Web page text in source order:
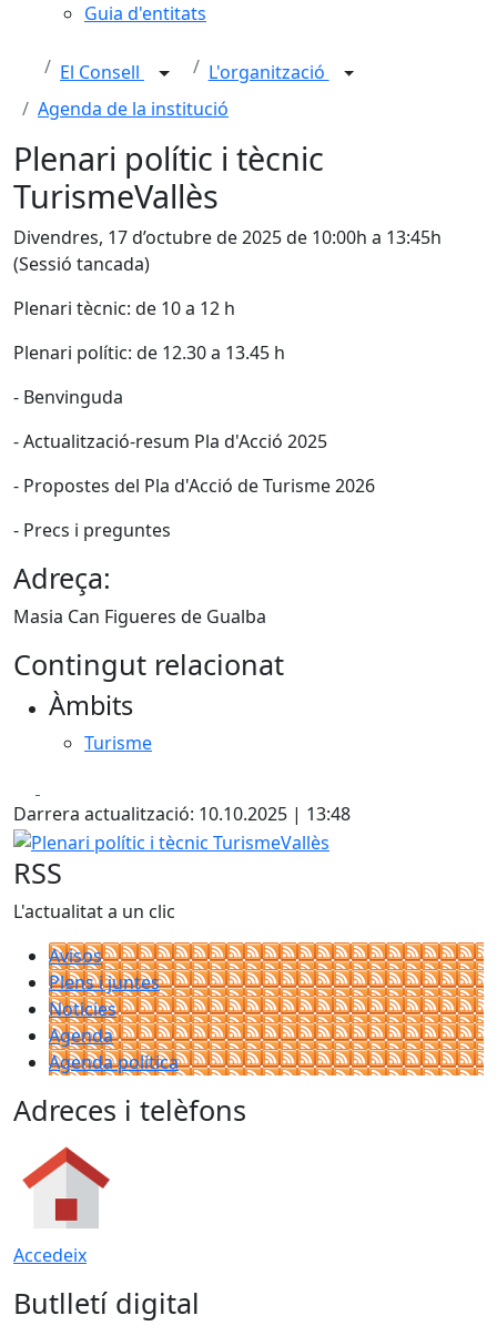
Guia d'entitats
El Consell
L'organització
Agenda de la institució
Plenari polític i tècnic
TurismeVallès
Divendres, 17 d’octubre de 2025 de 10:00h a 13:45h
(Sessió tancada)
Plenari tècnic: de 10 a 12 h
Plenari polític: de 12.30 a 13.45 h
- Benvinguda
- Actualització-resum Pla d'Acció 2025
- Propostes del Pla d'Acció de Turisme 2026
- Precs i preguntes
Adreça:
Masia Can Figueres de Gualba
Contingut relacionat
Àmbits
Turisme
Darrera actualització: 10.10.2025 | 13:48
Plenari polític i tècnic TurismeVallès
RSS
L'actualitat a un clic
Avisos
Plens i juntes
Noticies
Agenda
Agenda política
Adreces i telèfons
Accedeix
Butlletí digital